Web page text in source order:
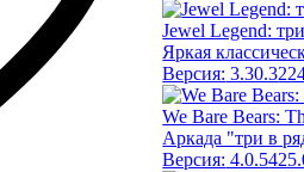
Jewel Legend:
Яркая
Версия: 3.30.3
We Bare Bears:
Аркада "три в
Версия: 4.0.5